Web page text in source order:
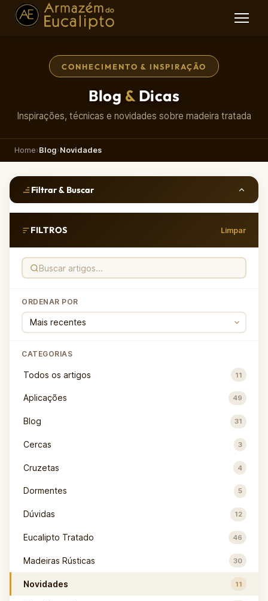
CONHECIMENTO & INSPIRAÇÃO
Blog &Dicas
Inspirações, técnicas e novidades sobre madeira tratada
Home›Blog›Novidades
Filtrar & Buscar
FILTROS Limpar
ORDENAR POR
CATEGORIAS
Todos os artigos 11
Aplicações 49
Blog 31
Cercas 3
Cruzetas 4
Dormentes 5
Dúvidas 12
Eucalipto Tratado 46
Madeiras Rústicas 30
Novidades 11